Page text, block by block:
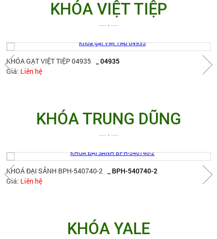
KHÓA VIỆT TIỆP
KHÓA GẠT VIỆT TIỆP 04935
_ 04935
Giá: Liên hệ
KHÓA TRUNG DŨNG
KHOÁ ĐẠI SẢNH BPH-540740-2
_ BPH-540740-2
Giá: Liên hệ
KHÓA YALE